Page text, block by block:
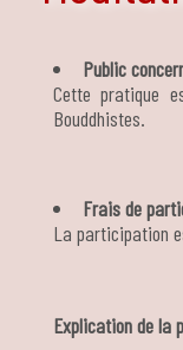
Public
Cette pratique
Bouddhistes.
Frais de
La participation
Explication de la